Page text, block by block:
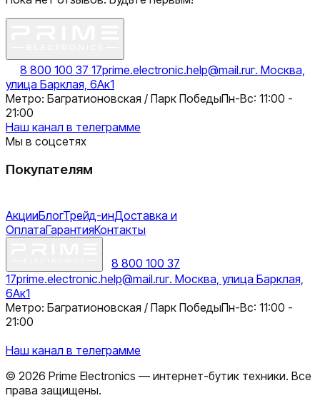
8 800 100 37 17prime.electronic.help@mail.ruг. Москва,
улица Барклая, 6Ак1
Метро: Багратионовская / Парк ПобедыПн-Вс: 11:00 -
21:00
Наш канал в телеграмме
Мы в соцсетях
Покупателям
АкцииБлогТрейд-инДоставка и
ОплатаГарантияКонтакты
8 800 100 37
17prime.electronic.help@mail.ruг. Москва, улица Барклая,
6Ак1
Метро: Багратионовская / Парк ПобедыПн-Вс: 11:00 -
21:00
Наш канал в телеграмме
© 2026 Prime Electronics — интернет-бутик техники. Все
права защищены.